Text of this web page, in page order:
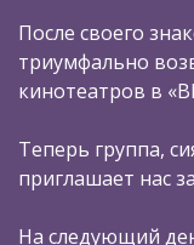
После своего
триумфально
кинотеатров в
Теперь группа,
приглашает нас
На следующий